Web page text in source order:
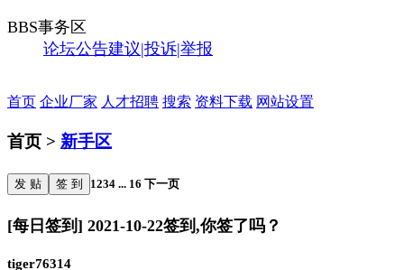
BBS事务区
论坛公告建议|投诉|举报
首页 企业厂家 人才招聘 搜索 资料下载 网站设置
首页 > 新手区
发 贴 签 到 1234 ... 16 下一页
[每日签到] 2021-10-22签到,你签了吗？
tiger76314